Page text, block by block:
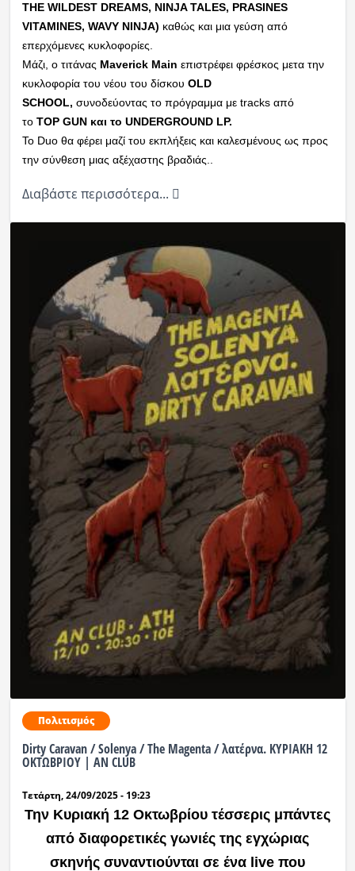
THE WILDEST DREAMS, NINJA TALES, PRASINES
VITAMINES, WAVY NINJA) καθώς και μια γεύση από
επερχόμενες κυκλοφορίες.
Μάζι, ο τιτάνας Maverick Main επιστρέφει φρέσκος μετα την
κυκλοφορία του νέου του δίσκου OLD
SCHOOL, συνοδεύοντας το πρόγραμμα με tracks από
το TOP GUN και το UNDERGROUND LP.
Το Duo θα φέρει μαζί του εκπλήξεις και καλεσμένους ως προς
την σύνθεση μιας αξέχαστης βραδιάς..
Διαβάστε περισσότερα...
Πολιτισμός
Dirty Caravan / Solenya / The Magenta / λατέρνα. ΚΥΡΙΑΚΗ 12
ΟΚΤΩΒΡΙΟΥ | AN CLUB
Τετάρτη, 24/09/2025 - 19:23
Την Κυριακή 12 Οκτωβρίου τέσσερις μπάντες
από διαφορετικές γωνιές της εγχώριας
σκηνής συναντιούνται σε ένα live που